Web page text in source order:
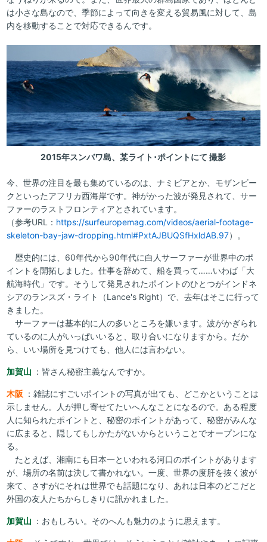
は小さな島なので、季節によって向きを変える貿易風に対して、島
内を移動することで対応できるんです。
2015年スンバワ島、某ライト･ポイントにて 撮影
今、世界の注目を最も集めているのは、ナミビアとか、モザンビー
クといったアフリカ西海岸です。神がかった波が発見されて、サー
ファーのラストフロンティアとされています。
（参考URL： https://surfeuropemag.com/videos/aerial-footage-
skeleton-bay-jaw-dropping.html#PxtAJBUQSfHxldAB.97）。
歴史的には、60年代から90年代に白人サーファーが世界中のポ
イントを開拓しました。仕事を辞めて、船を買って……いわば「大
航海時代」です。そうして発見されたポイントのひとつがインドネ
シアのランスズ・ライト（Lance's Right）で、去年はそこに行って
きました。
サーファーは基本的に人の多いところを嫌います。波がかぎられ
ているのに人がいっぱいいると、取り合いになりますから。だか
ら、いい場所を見つけても、他人には言わない。
加賀山 ：皆さん秘密主義なんですか。
木阪 ：雑誌にすごいポイントの写真が出ても、どこかということは
示しません。人が押し寄せてたいへんなことになるので。ある程度
人に知られたポイントと、秘密のポイントがあって、秘密がみんな
に広まると、隠してもしかたがないからということでオープンにな
る。
たとえば、湘南にも日本一といわれる河口のポイントがあります
が、場所の名前は決して書かれない。一度、世界の度肝を抜く波が
来て、さすがにそれは世界でも話題になり、あれは日本のどこだと
外国の友人たちからしきりに訊かれました。
加賀山 ：おもしろい。そのへんも魅力のように思えます。